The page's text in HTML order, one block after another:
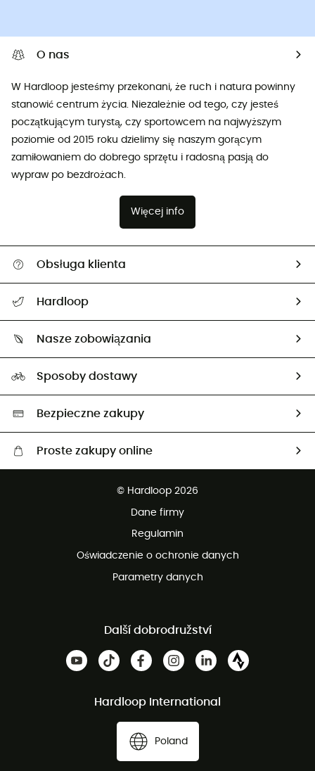
O nas
W Hardloop jesteśmy przekonani, że ruch i natura powinny
stanowić centrum życia. Niezależnie od tego, czy jesteś
początkującym turystą, czy sportowcem na najwyższym
poziomie od 2015 roku dzielimy się naszym gorącym
zamiłowaniem do dobrego sprzętu i radosną pasją do
wypraw po bezdrożach.
Więcej info
Obsługa klienta
Śledzenie przesyłki
Zwrot artykułów i zwrot środków
Hardloop
Nasze zobowiązania
Neutralność węglowa
Wybrane produkty eko
Sposoby dostawy
Bezpieczne zakupy
Proste zakupy online
© Hardloop 2026
Dane firmy
Regulamin
Oświadczenie o ochronie danych
Parametry danych
Další dobrodružství
Hardloop International
Poland